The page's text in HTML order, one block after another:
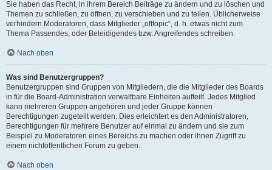
Sie haben das Recht, in ihrem Bereich Beiträge zu ändern und zu löschen und
Themen zu schließen, zu öffnen, zu verschieben und zu teilen. Üblicherweise
verhindern Moderatoren, dass Mitglieder „offtopic“, d. h. etwas nicht zum
Thema Passendes, oder Beleidigendes bzw. Angreifendes schreiben.
Nach oben
Was sind Benutzergruppen?
Benutzergruppen sind Gruppen von Mitgliedern, die die Mitglieder des Boards
in für die Board-Administration verwaltbare Einheiten aufteilt. Jedes Mitglied
kann mehreren Gruppen angehören und jeder Gruppe können
Berechtigungen zugeteilt werden. Dies erleichtert es den Administratoren,
Berechtigungen für mehrere Benutzer auf einmal zu ändern und sie zum
Beispiel zu Moderatoren eines Bereichs zu machen oder ihnen Zugriff zu
einem nichtöffentlichen Forum zu geben.
Nach oben